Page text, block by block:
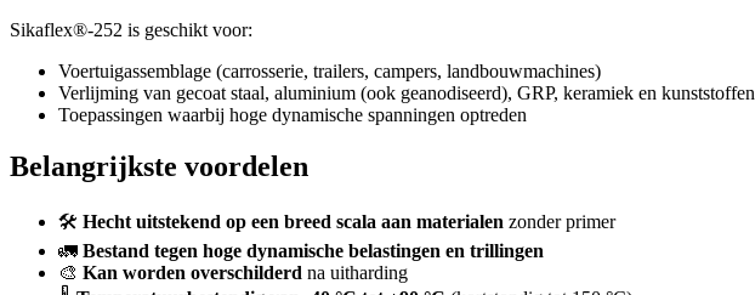
Sikaflex®-252 is geschikt voor:
Voertuigassemblage (carrosserie, trailers, campers, landbouwmachines)
Verlijming van gecoat staal, aluminium (ook geanodiseerd), GRP, keramiek en kunststoffen
Toepassingen waarbij hoge dynamische spanningen optreden
Belangrijkste voordelen
🛠️ Hecht uitstekend op een breed scala aan materialen zonder primer
🚛 Bestand tegen hoge dynamische belastingen en trillingen
🎨 Kan worden overschilderd na uitharding